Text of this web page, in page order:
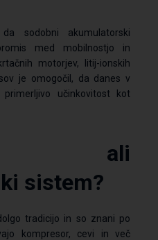
sodobni akumulatorski
med mobilnostjo in
motorjev, litij-ionskih
je omogočil, da danes v
učinkovitost kot
ali
sistem?
tradicijo in so znani po
kompresor, cevi in več